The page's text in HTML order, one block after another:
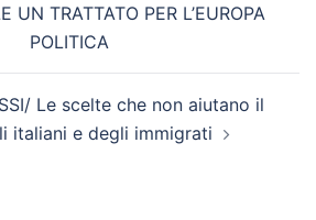
UN TRATTATO PER L’EUROPA
POLITICA
Le scelte che non aiutano il
italiani e degli immigrati